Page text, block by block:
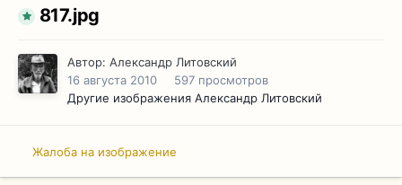
817.jpg
Автор: Александр Литовский
16 августа 2010
597 просмотров
Другие изображения Александр Литовский
Жалоба на изображение